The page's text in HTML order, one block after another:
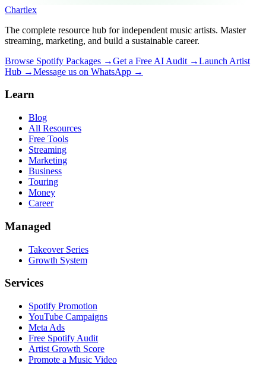
Chartlex
The complete resource hub for independent music artists. Master
streaming, marketing, and build a sustainable career.
Browse Spotify Packages →Get a Free AI Audit →Launch Artist
Hub →Message us on WhatsApp →
Learn
Blog
All Resources
Free Tools
Streaming
Marketing
Business
Touring
Money
Career
Managed
Takeover Series
Growth System
Services
Spotify Promotion
YouTube Campaigns
Meta Ads
Free Spotify Audit
Artist Growth Score
Promote a Music Video